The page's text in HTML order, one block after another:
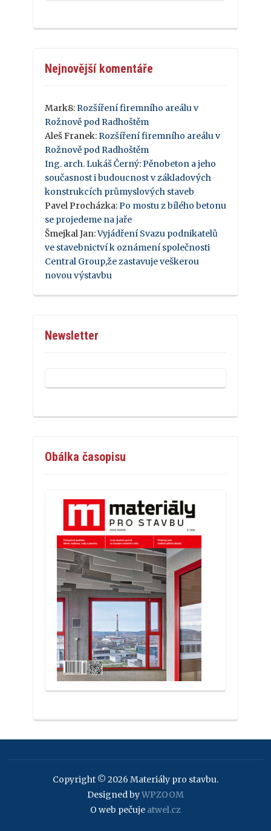
Nejnovější komentáře
Mark8: Rozšíření firemního areálu v
Rožnově pod Radhoštěm
Aleš Franek: Rozšíření firemního areálu v
Rožnově pod Radhoštěm
Ing. arch. Lukáš Černý: Pěnobeton a jeho
současnost i budoucnost v základových
konstrukcích průmyslových staveb
Pavel Procházka: Po mostu z bílého betonu
se projedeme na jaře
Šmejkal Jan:Vyjádření Svazu podnikatelů
ve stavebnictví k oznámení společnosti
Central Group,že zastavuje veškerou
novou výstavbu
Newsletter
Obálka časopisu
Copyright © 2026 Materiály pro stavbu.
Designed byWPZOOM
O web pečuje atwel.cz